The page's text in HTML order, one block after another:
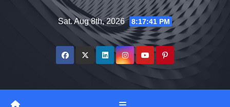
Sat. Aug 8th, 2026 8:17:42 PM